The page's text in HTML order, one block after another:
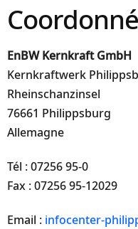
EnBW Kernkraft GmbH
Kernkraftwerk
Rheinschanzinsel
76661 Philippsburg
Allemagne
Tél : 07256 95-0
Fax : 07256 95-12029
Email : infocenter-